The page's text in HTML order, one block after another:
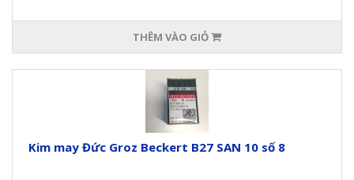
THÊM VÀO GIỎ
Kim may Đức Groz Beckert B27 SAN 10 số 8